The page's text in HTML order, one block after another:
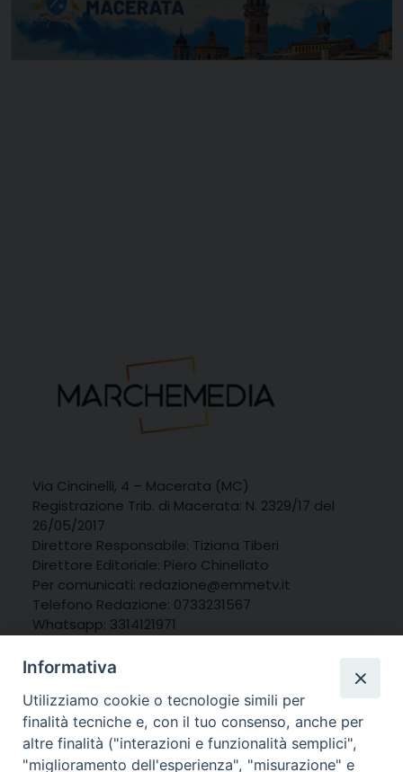
Via Cincinelli, 4 – Macerata (MC)
Registrazione Trib. di Macerata: N. 2329/17 del
26/05/2017
Direttore Responsabile: Tiziana Tiberi
Direttore Editoriale: Piero Chinellato
Per comunicati: redazione@emmetv.it
Telefono Redazione: 0733231567
Whatsapp: 3314121971
Informativa
Utilizziamo cookie o tecnologie simili per
finalità tecniche e, con il tuo consenso, anche per
altre finalità ("interazioni e funzionalità semplici",
"miglioramento dell'esperienza", "misurazione" e